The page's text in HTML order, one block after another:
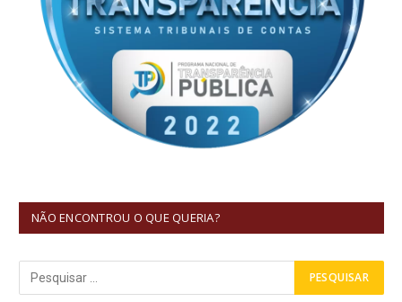
NÃO ENCONTROU O QUE QUERIA?